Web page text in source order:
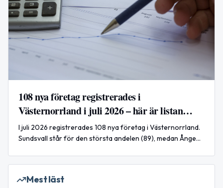
108 nya företag registrerades i
Västernorrland i juli 2026 – här är listan
(inkl. 1 i Ånge)
I juli 2026 registrerades 108 nya företag i Västernorrland.
Sundsvall står för den största andelen (89), medan Ånge
Mest läst